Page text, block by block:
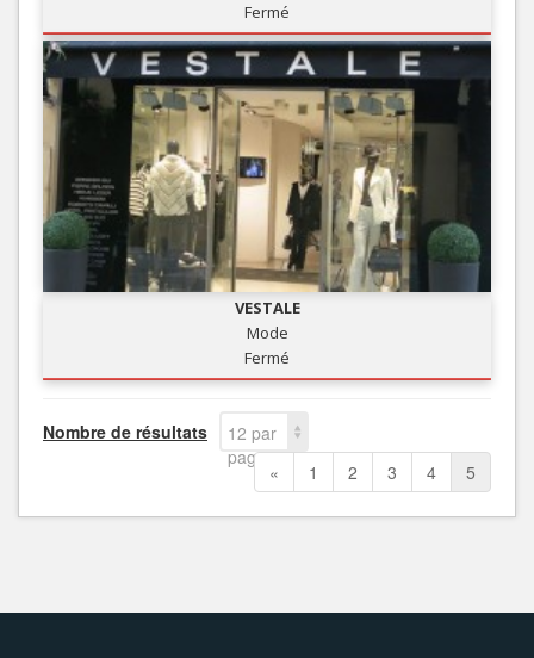
Fermé
VESTALE
Mode
Fermé
Nombre de résultats
12 par
page
« 1 2 3 4 5